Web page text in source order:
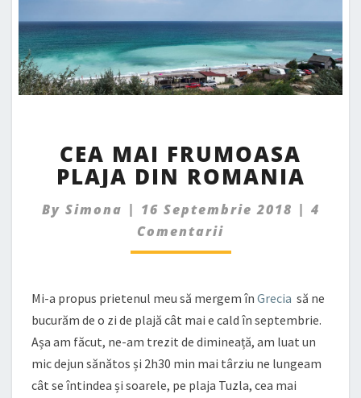
MAI
FRUMOASA
PLAJA
DIN
ROMANIA
CEA MAI FRUMOASA
PLAJA DIN ROMANIA
By Simona | 16 Septembrie 2018 | 4
Comentarii
Mi-a propus prietenul meu să mergem în Grecia să ne
bucurăm de o zi de plajă cât mai e cald în septembrie.
Așa am făcut, ne-am trezit de dimineață, am luat un
mic dejun sănătos și 2h30 min mai târziu ne lungeam
cât se întindea și soarele, pe plaja Tuzla, cea mai